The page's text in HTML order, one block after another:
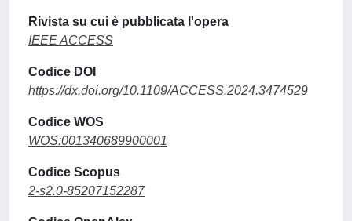
Rivista su cui è pubblicata l'opera
IEEE ACCESS
Codice DOI
https://dx.doi.org/10.1109/ACCESS.2024.3474529
Codice WOS
WOS:001340689900001
Codice Scopus
2-s2.0-85207152287